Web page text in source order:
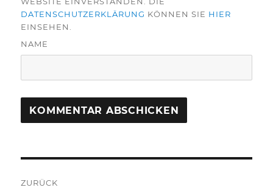
DATENSCHUTZERKLÄRUNG KÖNNEN SIE HIER
EINSEHEN.
NAME
ZURÜCK